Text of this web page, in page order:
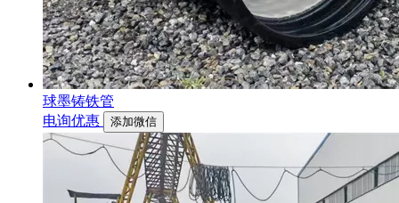
球墨铸铁管
电询优惠
添加微信